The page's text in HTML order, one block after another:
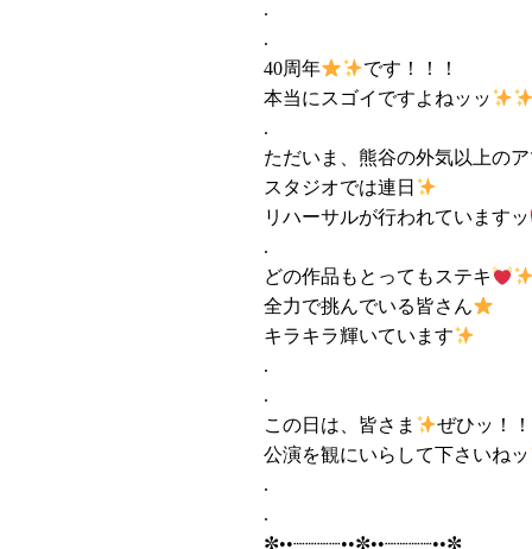
.
.
40周年
です！！！
本当にスゴイですよねッッ
.
ただいま、熊谷の外気以上の
スタジオでは連日
リハーサルが行われていますッ
.
どの作品もとってもステキ
全力で挑んでいる皆さん
キラキラ輝いています
.
.
この日は、皆さま
ぜひッ！！
公演を観にいらして下さいねッ
.
.
✼••┈┈┈┈••✼••┈┈┈┈••✼